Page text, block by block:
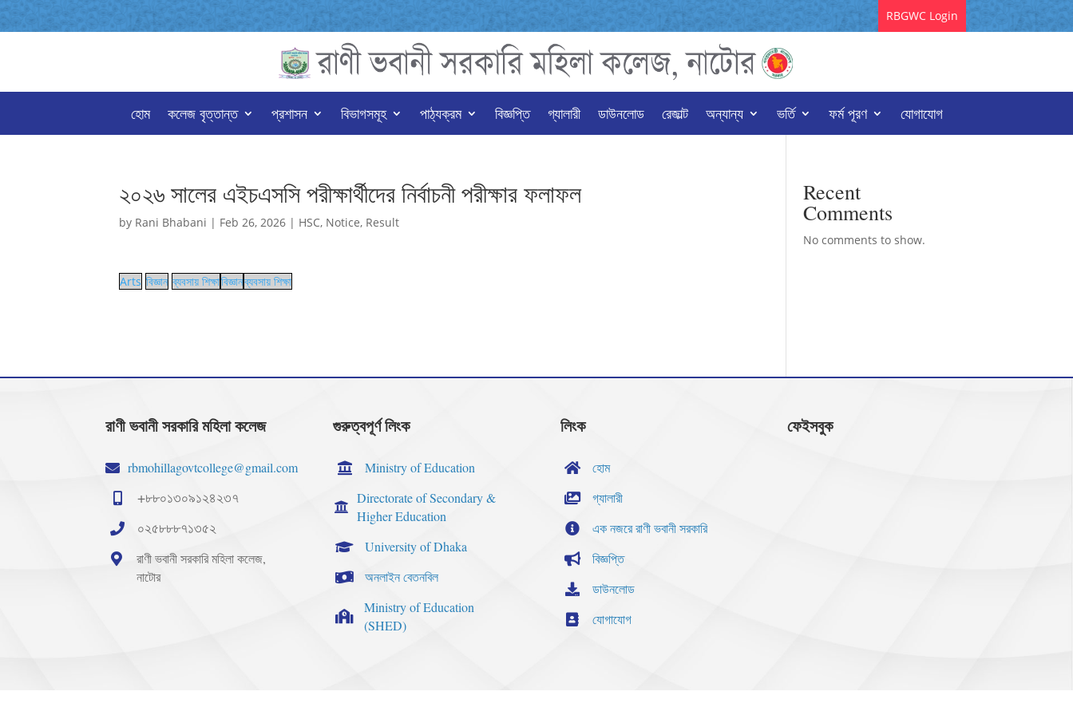
RBGWC Login
হোম কলেজ বৃত্তান্ত প্রশাসন বিভাগসমূহ পাঠ্যক্রম বিজ্ঞপ্তি গ্যালারী ডাউনলোড রেজাল্ট অন্যান্য ভর্তি ফর্ম পূরণ যোগাযোগ
২০২৬ সালের এইচএসসি পরীক্ষার্থীদের নির্বাচনী পরীক্ষার ফলাফল
by Rani Bhabani | Feb 26, 2026 | HSC, Notice, Result
Arts বিজ্ঞান ব্যবসায় শিক্ষাবিজ্ঞানব্যবসায় শিক্ষা
Recent
Comments
No comments to show.
রাণী ভবানী সরকারি মহিলা কলেজ
rbmohillagovtcollege@gmail.com
+৮৮০১৩০৯১২৪২৩৭
০২৫৮৮৮৭১৩৫২
রাণী ভবানী সরকারি মহিলা কলেজ,
নাটোর
গুরুত্বপূর্ণ লিংক
Ministry of Education
Directorate of Secondary &
Higher Education
University of Dhaka
অনলাইন বেতনবিল
Ministry of Education
(SHED)
লিংক
হোম
গ্যালারী
এক নজরে রাণী ভবানী সরকারি
বিজ্ঞপ্তি
ডাউনলোড
যোগাযোগ
ফেইসবুক